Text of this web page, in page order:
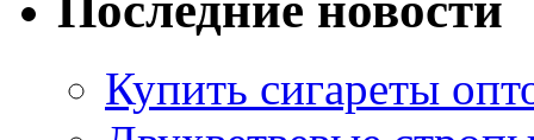
Купить сигареты